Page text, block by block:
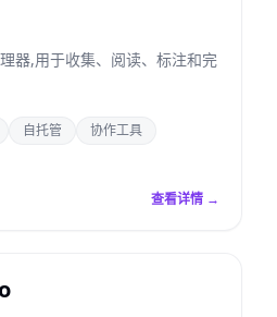
器,用于收集、阅读、标注和完
自托管
协作工具
查看详情 →